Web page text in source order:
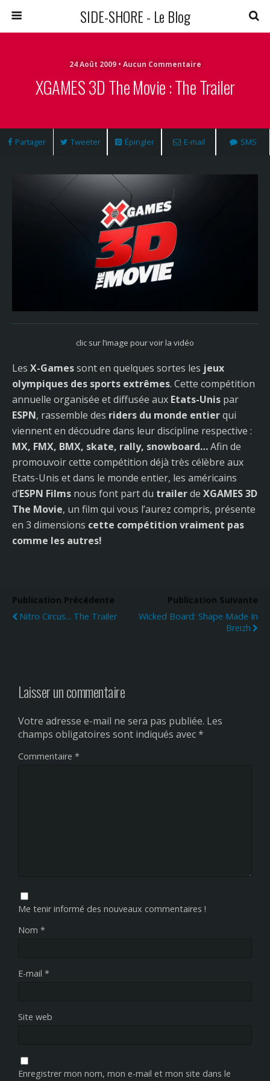
SIDE-SHORE - Le Blog
24 Août 2009 • Aucun Commentaire
XGAMES 3D The Movie : The Trailer
Partager Tweeter Épingler E-mail SMS
clic sur l’image pour voir la vidéo
Les X-Gamessont en quelques sortes les jeux
olympiques des sports extrêmes. Cette compétition
annuelle organisée et diffusée aux Etats-Unis par
ESPN, rassemble des riders du monde entierqui
viennent en découdre dans leur discipline respective :
MX, FMX, BMX, skate, rally, snowboard…Afin de
promouvoir cette compétition déjà très célèbre aux
Etats-Unis et dans le monde entier, les américains
d’ESPN Films nous font part du trailerde XGAMES 3D
The Movie, un film qui vous l’aurez compris, présente
en 3 dimensions cette compétition vraiment pas
comme les autres!
Publication Précédente
Nitro Circus... The Trailer
Publication Suivante
Wicked Board: Shape Made In
Breizh
Laisser un commentaire
Votre adresse e-mail ne sera pas publiée. Les
champs obligatoires sont indiqués avec*
Commentaire *
Me tenir informé des nouveaux commentaires !
Nom *
E-mail *
Site web
Enregistrer mon nom, mon e-mail et mon site dans le